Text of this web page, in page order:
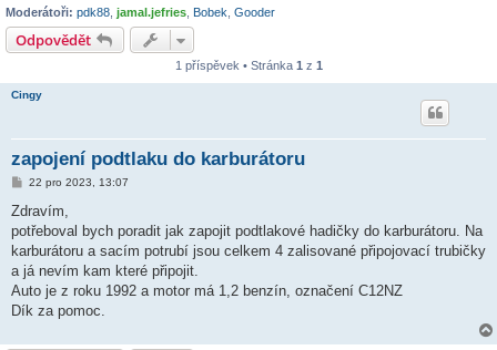
Moderátoři: pdk88 jamal.jefries Bobek Gooder
Odpovědět
1 příspěvek • Stránka 1 z 1
Cingy
zapojení podtlaku do karburátoru
P
í
p
ě
e
k
22 pro 2023, 13:07
Zdravím,
potřeboval bych poradit jak zapojit podtlakové hadičky do karburátoru. Na
karburátoru a sacím potrubí jsou celkem 4 zalisované připojovací trubičky
a já nevím kam které připojit.
Auto je z roku 1992 a motor má 1,2 benzín, označení C12NZ
Dík za pomoc.